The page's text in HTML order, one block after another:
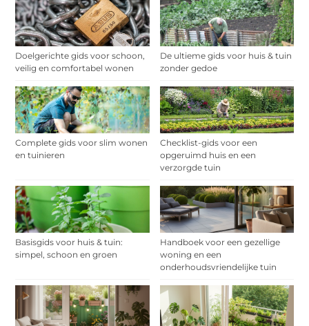
Doelgerichte gids voor schoon,
veilig en comfortabel wonen
De ultieme gids voor huis & tuin
zonder gedoe
Complete gids voor slim wonen
en tuinieren
Checklist-gids voor een
opgeruimd huis en een
verzorgde tuin
Basisgids voor huis & tuin:
simpel, schoon en groen
Handboek voor een gezellige
woning en een
onderhoudsvriendelijke tuin